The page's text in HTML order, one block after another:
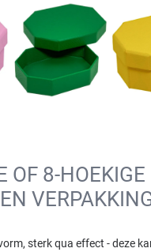
OF 8-HOEKIGE
sterk qua effect - deze